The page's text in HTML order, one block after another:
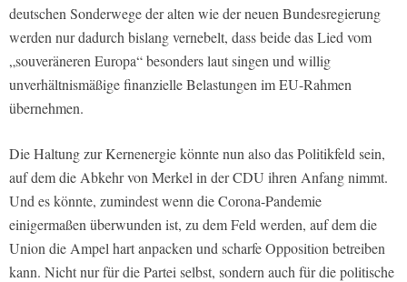
deutschen Sonderwege der alten wie der neuen Bundesregierung
werden nur dadurch bislang vernebelt, dass beide das Lied vom
„souveräneren Europa“ besonders laut singen und willig
unverhältnismäßige finanzielle Belastungen im EU-Rahmen
übernehmen.
Die Haltung zur Kernenergie könnte nun also das Politikfeld sein,
auf dem die Abkehr von Merkel in der CDU ihren Anfang nimmt.
Und es könnte, zumindest wenn die Corona-Pandemie
einigermaßen überwunden ist, zu dem Feld werden, auf dem die
Union die Ampel hart anpacken und scharfe Opposition betreiben
kann. Nicht nur für die Partei selbst, sondern auch für die politische